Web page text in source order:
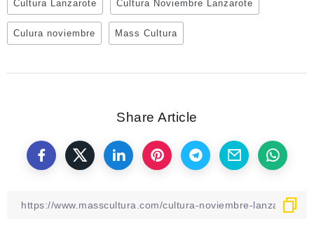
Cultura Lanzarote Cultura Noviembre Lanzarote
Culura noviembre Mass Cultura
Share Article